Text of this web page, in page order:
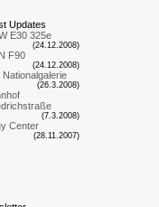
Updates
E30 325e
(24.12.2008)
F90
(24.12.2008)
Nationalgalerie
(26.3.2008)
(7.3.2008)
Center
(28.11.2007)